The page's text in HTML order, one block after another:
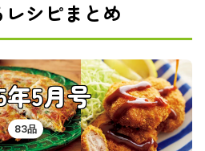
レシピまとめ
年5月号
83品